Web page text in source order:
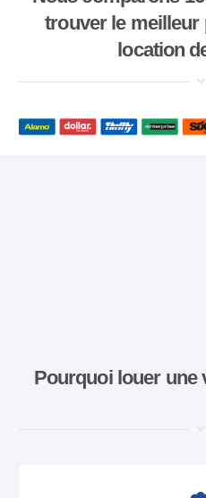
trouver le meilleur
location
Pourquoi louer une